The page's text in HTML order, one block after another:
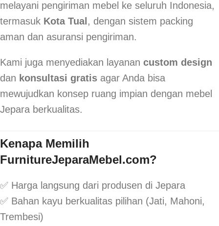
melayani pengiriman mebel ke seluruh Indonesia,
termasuk Kota Tual , dengan sistem packing
aman dan asuransi pengiriman.
Kami juga menyediakan layanan custom design
dan konsultasi gratis agar Anda bisa
mewujudkan konsep ruang impian dengan mebel
Jepara berkualitas.
Kenapa Memilih
FurnitureJeparaMebel.com?
✅ Harga langsung dari produsen di Jepara
✅ Bahan kayu berkualitas pilihan (Jati, Mahoni,
Trembesi)